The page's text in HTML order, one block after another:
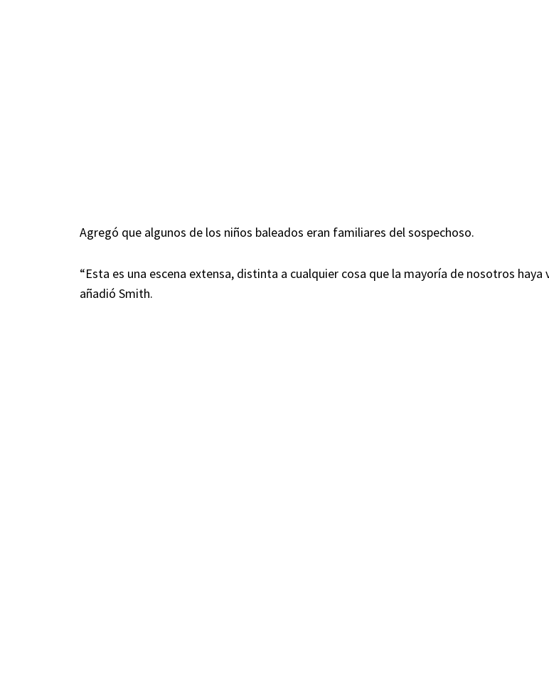
Agregó que algunos de los niños baleados eran familiares del sospechoso.
“Esta es una escena extensa, distinta a cualquier cosa que la mayoría de nosotros haya
añadió Smith.